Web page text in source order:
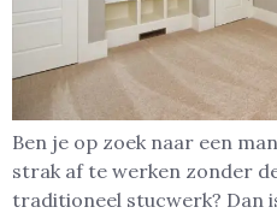
Ben je op zoek naar een
strak af te werken zonder
traditioneel stucwerk? Dan